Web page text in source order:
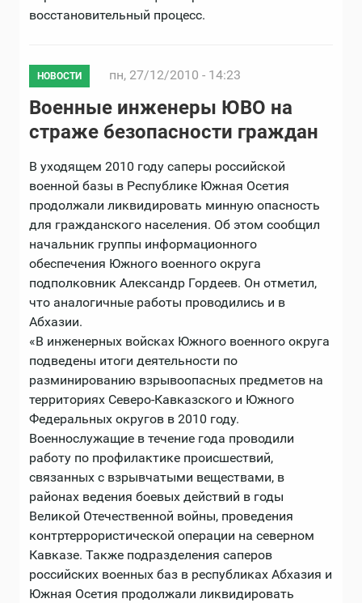
восстановительный процесс.
НОВОСТИ пн, 27/12/2010 - 14:23
Военные инженеры ЮВО на
страже безопасности граждан
В уходящем 2010 году саперы российской
военной базы в Республике Южная Осетия
продолжали ликвидировать минную опасность
для гражданского населения. Об этом сообщил
начальник группы информационного
обеспечения Южного военного округа
подполковник Александр Гордеев. Он отметил,
что аналогичные работы проводились и в
Абхазии.
«В инженерных войсках Южного военного округа
подведены итоги деятельности по
разминированию взрывоопасных предметов на
территориях Северо-Кавказского и Южного
Федеральных округов в 2010 году.
Военнослужащие в течение года проводили
работу по профилактике происшествий,
связанных с взрывчатыми веществами, в
районах ведения боевых действий в годы
Великой Отечественной войны, проведения
контртеррористической операции на северном
Кавказе. Также подразделения саперов
российских военных баз в республиках Абхазия и
Южная Осетия продолжали ликвидировать